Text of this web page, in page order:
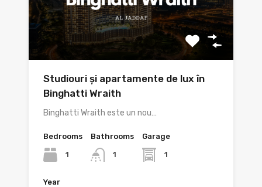
Studiouri și apartamente de lux în
Binghatti Wraith
Binghatti Wraith este un nou…
Bedrooms
1
Bathrooms
1
Garage
1
Year